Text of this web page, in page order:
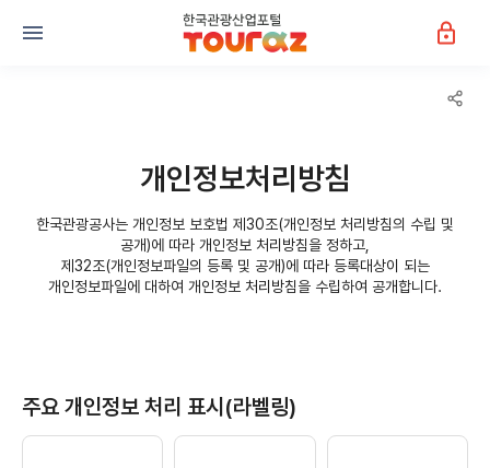
개인정보처리방침
한국관광공사는 개인정보 보호법 제30조(개인정보 처리방침의 수립 및
공개)에 따라 개인정보 처리방침을 정하고,
제32조(개인정보파일의 등록 및 공개)에 따라 등록대상이 되는
개인정보파일에 대하여 개인정보 처리방침을 수립하여 공개합니다.
주요 개인정보 처리 표시(라벨링)